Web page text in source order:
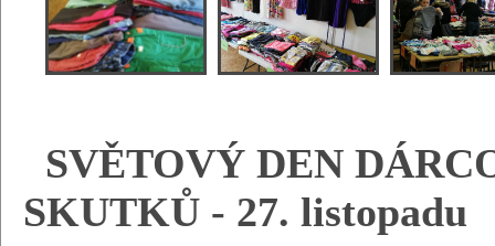
SVĚTOVÝ DEN
SKUTKŮ - 27. listopadu